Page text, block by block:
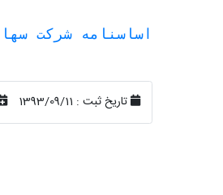
اساسنامه شرکت
تاریخ ثبت : 1393/09/11